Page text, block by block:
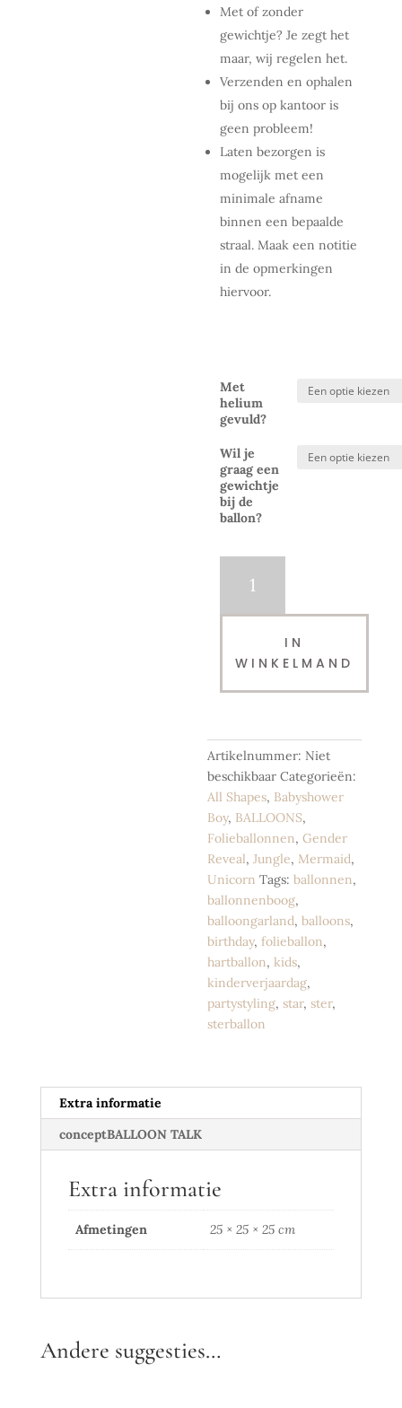
Met of zonder
gewichtje? Je zegt het
maar, wij regelen het.
Verzenden en ophalen
bij ons op kantoor is
geen probleem!
Laten bezorgen is
mogelijk met een
minimale afname
binnen een bepaalde
straal. Maak een notitie
in de opmerkingen
hiervoor.
Met
helium
gevuld?
Wil je
graag een
gewichtje
bij de
ballon?
Pastel
Mint
cm
aantal
IN
WINKELMAND
Artikelnummer: Niet
beschikbaar Categorieën:
All Shapes, Babyshower
Boy, BALLOONS,
Folieballonnen,Gender
Reveal,Jungle, Mermaid,
Unicorn Tags:ballonnen,
ballonnenboog,
balloongarland,balloons,
birthday,folieballon,
hartballon, kids,
kinderverjaardag,
partystyling, star, ster,
sterballon
Extra informatie
conceptBALLOON TALK
Extra informatie
Afmetingen 25 × 25 × 25 cm
Andere suggesties…